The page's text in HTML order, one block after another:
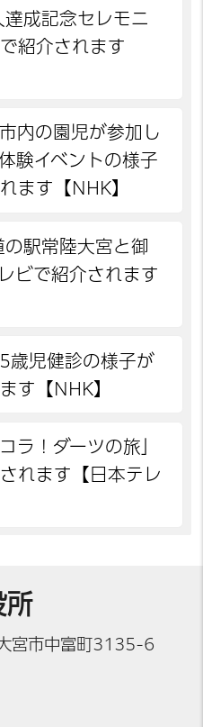
成記念セレモニ
紹介されます
内の園児が参加し
験イベントの様子
ます【NHK】
の駅常陸大宮と御
ビで紹介されます
歳児健診の様子が
す【NHK】
ラ！ダーツの旅」
れます【日本テレ
所
宮市中富町3135-6